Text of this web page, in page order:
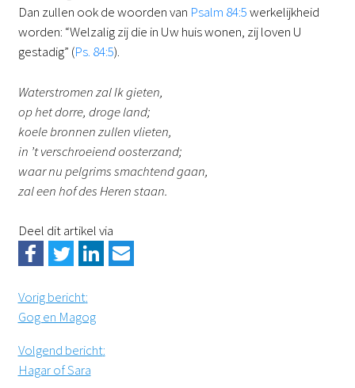
Dan zullen ook de woorden van Psalm 84:5werkelijkheid
worden: “Welzalig zij die in Uw huis wonen, zij loven U
gestadig” (Ps. 84:5).
Waterstromen zal Ik gieten,
op het dorre, droge land;
koele bronnen zullen vlieten,
in ’t verschroeiend oosterzand;
waar nu pelgrims smachtend gaan,
zal een hof des Heren staan.
Deel dit artikel via
Vorig bericht:
Gog en Magog
Volgend bericht:
Hagar of Sara